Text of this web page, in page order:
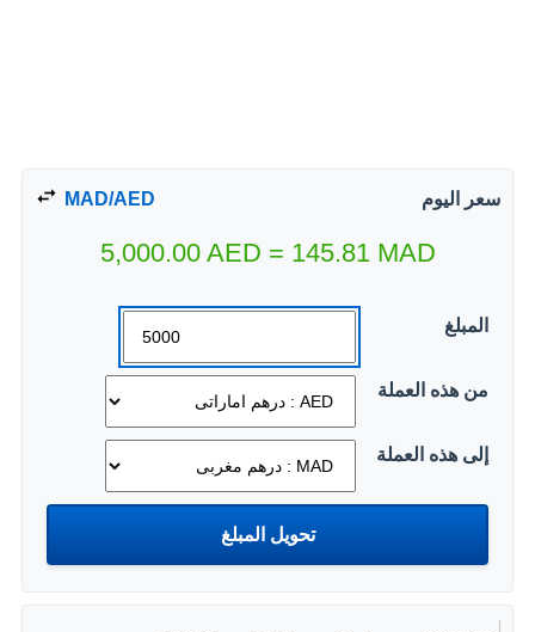
سعر اليوم MAD/AED
5,000.00 AED = 145.81 MAD
المبلغ
من هذه العملة
إلى هذه العملة